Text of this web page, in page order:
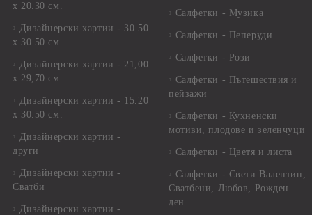
х 20.30 см.
Дизайнерски хартии - 30.50
х 30.50 см.
Дизайнерски хартии - 21,00
х 29,70 см
Дизайнерски хартии - 15.20
x 30.50 см.
Дизайнерски хартии -
други
Дизайнерски хартии -
Сватби
Дизайнерски хартии -
Салфетки - Музика
Салфетки - Пеперуди
Салфетки - Рози
Салфетки - Пътешествия и
пейзажи
Салфетки - Кухненски
мотиви, плодове и зеленчуци
Салфетки - Цветя и листа
Салфетки - Свети Валентин,
Сватбени, Любов, Рожден
ден